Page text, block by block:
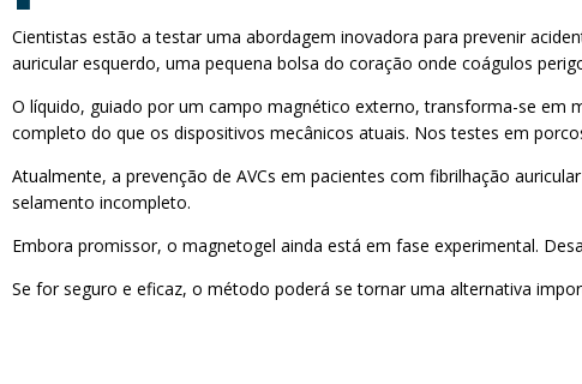
Cientistas estão a testar uma abordagem inovadora para prevenir
auricular esquerdo, uma pequena bolsa do coração onde coágulos
O líquido, guiado por um campo magnético externo, transforma-se em
completo do que os dispositivos mecânicos atuais. Nos testes em
Atualmente, a prevenção de AVCs em pacientes com fibrilhação
selamento incompleto.
Embora promissor, o magnetogel ainda está em fase experimental.
Se for seguro e eficaz, o método poderá se tornar uma alternativa